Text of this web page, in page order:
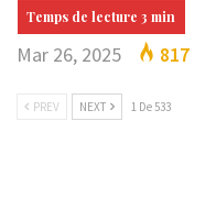
Mar 26, 2025 817
PREV NEXT 1 De 533